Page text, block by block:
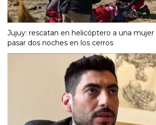
Jujuy: rescatan en helicóptero a una mujer
pasar dos noches en los cerros